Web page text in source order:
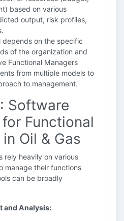
based on various
output, risk profiles,
depends on the specific
of the organization and
Functional Managers
from multiple models to
to management.
Software
Functional
Oil & Gas
rely heavily on various
manage their functions
can be broadly
and Analysis: